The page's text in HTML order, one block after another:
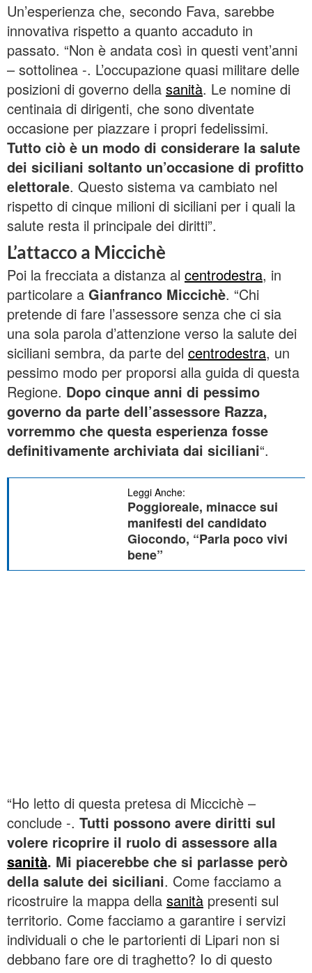
Un’esperienza che, secondo Fava, sarebbe
innovativa rispetto a quanto accaduto in
passato. “Non è andata così in questi vent’anni
– sottolinea -. L’occupazione quasi militare delle
posizioni di governo della sanità. Le nomine di
centinaia di dirigenti, che sono diventate
occasione per piazzare i propri fedelissimi.
Tutto ciò è un modo di considerare la salute
dei siciliani soltanto un’occasione di profitto
elettorale. Questo sistema va cambiato nel
rispetto di cinque milioni di siciliani per i quali la
salute resta il principale dei diritti”.
L’attacco a Miccichè
Poi la frecciata a distanza al centrodestra, in
particolare a Gianfranco Miccichè. “Chi
pretende di fare l’assessore senza che ci sia
una sola parola d’attenzione verso la salute dei
siciliani sembra, da parte del centrodestra, un
pessimo modo per proporsi alla guida di questa
Regione. Dopo cinque anni di pessimo
governo da parte dell’assessore Razza,
vorremmo che questa esperienza fosse
definitivamente archiviata dai siciliani“.
Leggi Anche:
Poggioreale, minacce sui
manifesti del candidato
Giocondo, “Parla poco vivi
bene”
“Ho letto di questa pretesa di Miccichè –
conclude -. Tutti possono avere diritti sul
volere ricoprire il ruolo di assessore alla
sanità. Mi piacerebbe che si parlasse però
della salute dei siciliani. Come facciamo a
ricostruire la mappa della sanità presenti sul
territorio. Come facciamo a garantire i servizi
individuali o che le partorienti di Lipari non si
debbano fare ore di traghetto? Io di questo